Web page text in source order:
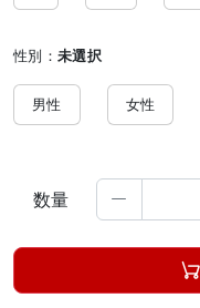
性別： 未選択
男性 女性
数量 
